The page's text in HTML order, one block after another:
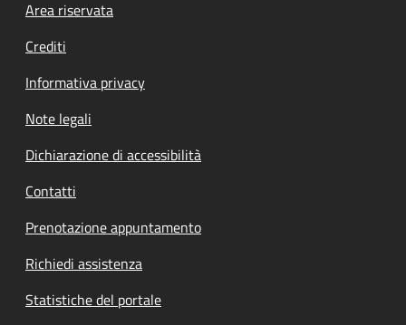
Footer menu
Area riservata
Crediti
Informativa privacy
Note legali
Dichiarazione di accessibilità
Contatti
Prenotazione appuntamento
Richiedi assistenza
Statistiche del portale